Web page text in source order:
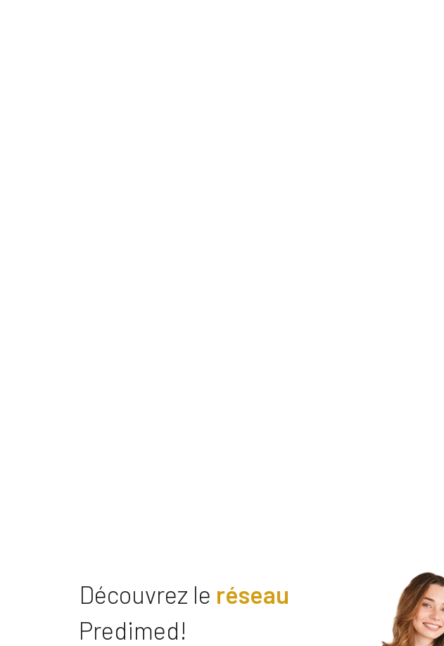
Découvrez le réseau
Predimed!